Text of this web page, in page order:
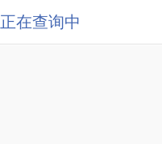
正在查询中